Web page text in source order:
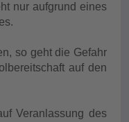
nur aufgrund eines
so geht die Gefahr
auf den
Veranlassung des